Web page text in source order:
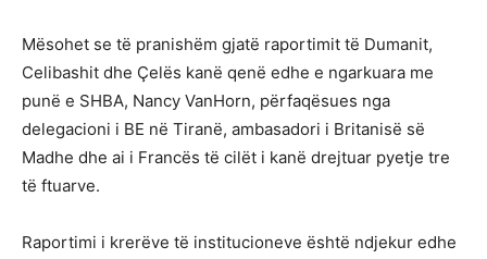
Mësohet se të pranishëm gjatë raportimit të Dumanit,
Celibashit dhe Çelës kanë qenë edhe e ngarkuara me
punë e SHBA, Nancy VanHorn, përfaqësues nga
delegacioni i BE në Tiranë, ambasadori i Britanisë së
Madhe dhe ai i Francës të cilët i kanë drejtuar pyetje tre
të ftuarve.
Raportimi i krerëve të institucioneve është ndjekur edhe